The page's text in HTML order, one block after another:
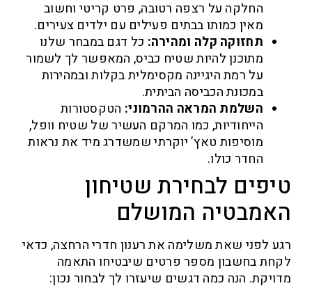
החלקה על רצפה רטובה, פרט קריטי וחשוב
מאין כמותו בבתים פעילים עם ילדים צעירים.
תחזוקה קלה ומהירה:כל דגם במבחר שלנו
מתוכנן להיות שטיח כביס, המאפשר לך לשמור
על רמת היגיינה מקסימלית בקלות ובמהירות
במכונת הכביסה הביתית.
השלמת המראה ההרמוני:הטקסטורות
הייחודיות, כמו המרקם העשיר של שטיח וופל,
מוסיפות טאץ’ יוקרתי שמשדרג מיד את נראות
החדר כולו.
לבחירת שטיחון
המושלם
לפני שאת משלימה את רענון חדרי הרחצה, כדאי
בחשבון מספר פרטים שיבטיחו התאמה
הנה כמה דגשים שיעזרו לך לבחור נכון: